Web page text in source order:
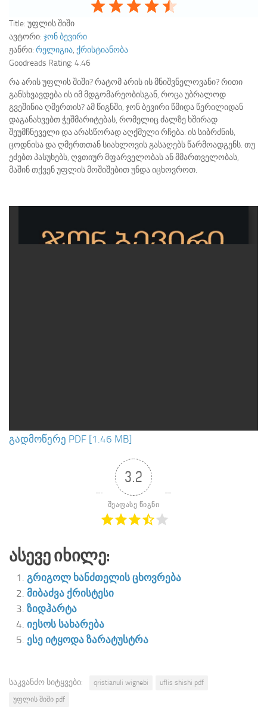
Title: უფლის შიში
ავტორი: ჯონ ბევირი
ჟანრი: რელიგია, ქრისტიანობა
Goodreads Rating: 4.46
რა არის უფლის შიში? რატომ არის ის მნიშვნელოვანი? რითი
განსხვავდება ის იმ მდგომარეობისგან, როცა უბრალოდ
გვეშინია ღმერთის? ამ წიგნში, ჯონ ბევირი წმიდა წერილიდან
დაგანახვებთ ჭეშმარიტებას, რომელიც ძალზე ხშირად
შეუმჩნეველი და არასწორად აღქმული რჩება. ის სიბრძნის,
ცოდნისა და ღმერთთან სიახლოვის გასაღებს წარმოადგენს. თუ
ეძებთ პასუხებს, ღვთიურ მფარველობას ან მმართველობას,
მაშინ თქვენ უფლის მოშიშებით უნდა იცხოვროთ.
გადმოწერე PDF [1.46 MB]
3.2
შეაფასე წიგნი
Ასევე Იხილე:
გრიგოლ ხანძთელის ცხოვრება
მიბაძვა ქრისტესი
ზიდჰარტა
იესოს სახარება
ესე იტყოდა ზარატუსტრა
საკვანძო სიტყვები: qristianuli wignebi
uflis shishi pdf
უფლის შიში pdf